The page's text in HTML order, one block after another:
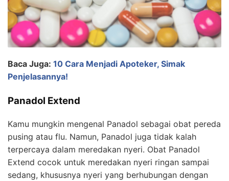
Baca Juga: 10 Cara Menjadi Apoteker, Simak
Penjelasannya!
Panadol Extend
Kamu mungkin mengenal Panadol sebagai obat pereda
pusing atau flu. Namun, Panadol juga tidak kalah
terpercaya dalam meredakan nyeri. Obat Panadol
Extend cocok untuk meredakan nyeri ringan sampai
sedang, khususnya nyeri yang berhubungan dengan